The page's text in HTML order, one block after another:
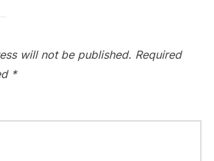
will not be published. Required
*